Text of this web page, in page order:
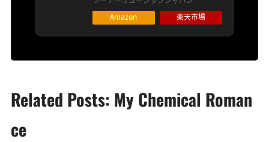
Amazon 楽天市場
Related Posts: My Chemical Roman
ce